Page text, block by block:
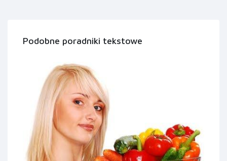
Podobne poradniki tekstowe